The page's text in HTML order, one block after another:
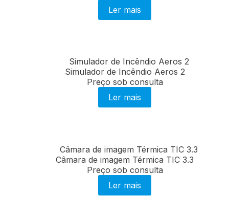
Ler mais
Simulador de Incêndio Aeros 2
Preço sob consulta
Ler mais
Câmara de imagem Térmica TIC 3.3
Preço sob consulta
Ler mais